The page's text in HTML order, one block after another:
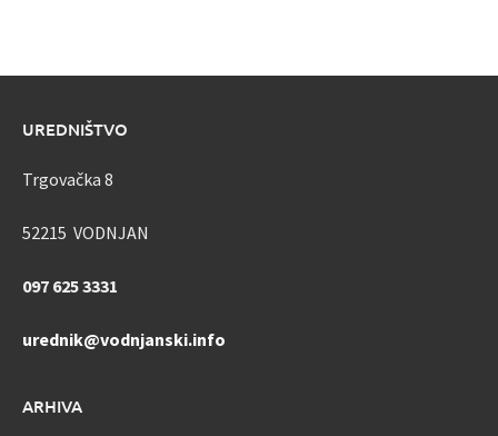
UREDNIŠTVO
Trgovačka 8
52215 VODNJAN
097 625 3331
urednik@vodnjanski.info
ARHIVA